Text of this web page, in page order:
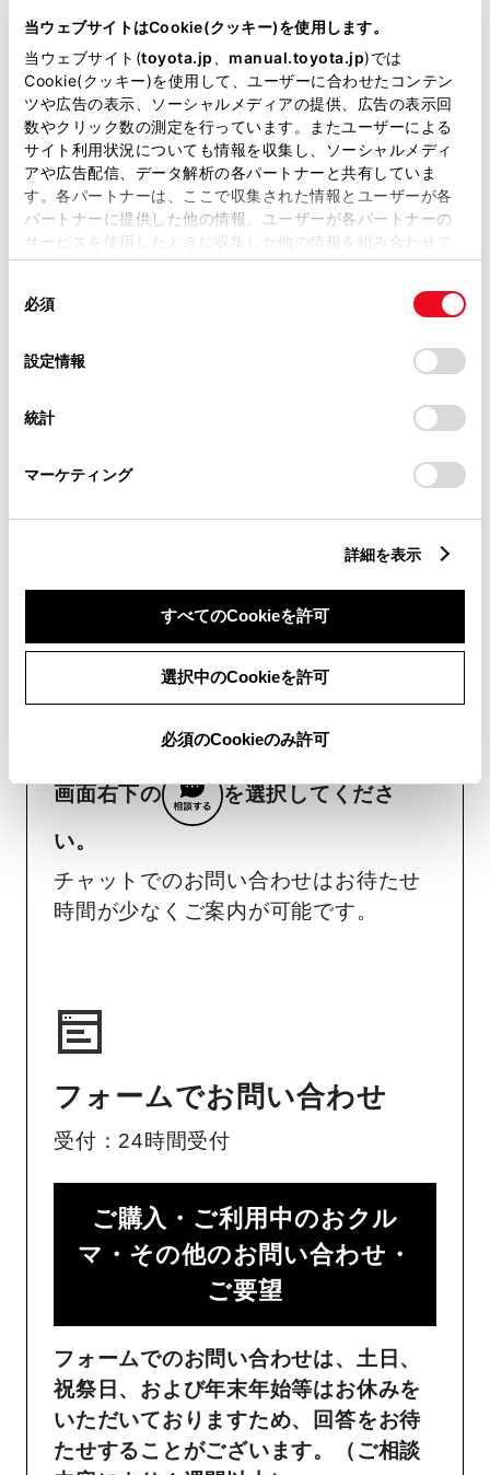
当ウェブサイトはCookie(クッキー)を使用します。
当ウェブサイト(toyota.jp manual.toyota.jp)では
Cookie(クッキー)を使用して、ユーザーに合わせたコンテン
ツや広告の表示、ソーシャルメディアの提供、広告の表示回
数やクリック数の測定を行っています。またユーザーによる
サイト利用状況についても情報を収集し、ソーシャルメディ
アや広告配信、データ解析の各パートナーと共有していま
す。各パートナーは、ここで収集された情報とユーザーが各
パートナーに提供した他の情報、ユーザーが各パートナーの
サービスを使用したときに収集した他の情報を組み合わせて
使用することがあります。当ウェブサイトの使用を続行する
デバイスにすべてのCookie(クッキー)が保存されることに同
意したことになります。Cookie(クッキー)のオプトアウト、
設定の変更、同意を撤回したりするにあたっては、当社の
「Cookie（クッキー）情報の取り扱いについて
」をご覧くだ
必須
設定情報
統計
マーケティング
詳細を表示
すべてのCookieを許可
選択中のCookieを許可
必須のCookieのみ許可
け工賃等の詳細情報
売、取り付け等は販売店を窓口
にご相談いただけますと幸いで
す）
トヨタ販売店へのお問い合わせ
等
おクルマに関するお問い合わせ
は、自動車検査証（車検証）をご
が可能です。
チャットでお問い合わせ
受付：10:00～18:00
画面右下の を選択してくださ
い。
チャットでのお問い合わせはお待たせ
時間が少なくご案内が可能です。
フォームでお問い合わせ
受付：24時間受付
ご購入・ご利用中のおクル
マ・その他のお問い合わせ・
ご要望​
フォームでのお問い合わせは、土日、
祝祭日、および年末年始等はお休みを
いただいておりますため、回答をお待
たせすることがございます。（ご相談